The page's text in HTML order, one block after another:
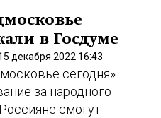
в Госдуме
декабря 2022 16:43
сегодня»
за народного
смогут